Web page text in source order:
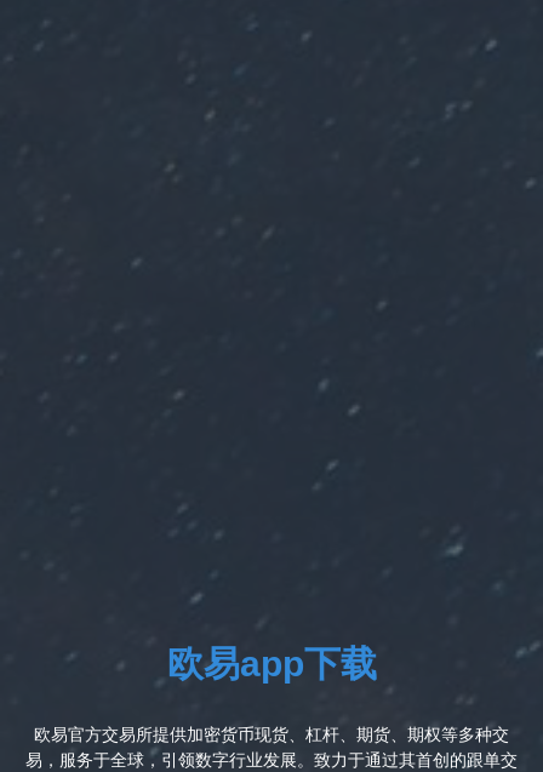
欧易app下载
欧易官方交易所提供加密货币现货、杠杆、期货、期权等多种交
易，服务于全球，引领数字行业发展。致力于通过其首创的跟单交